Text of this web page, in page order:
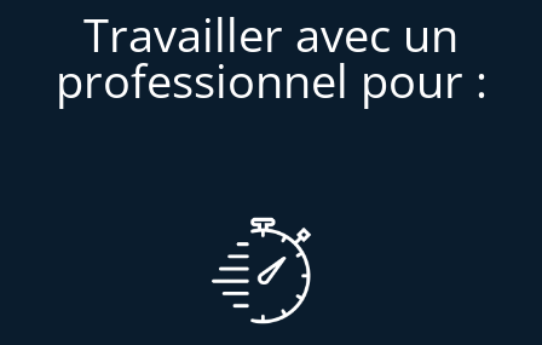
Travailler avec un
professionnel pour :